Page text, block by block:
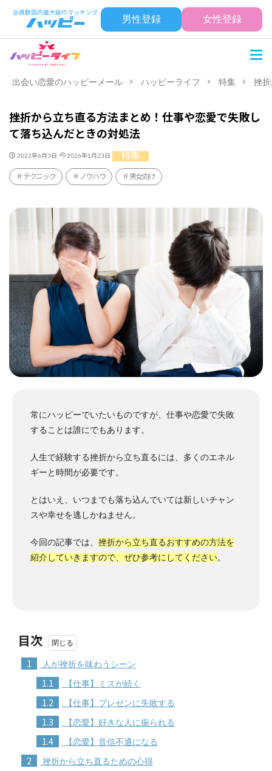
男性登録 女性登録
出会い恋愛のハッピーメール ハッピーライフ 特集 挫
挫折から立ち直る方法まとめ！仕事や恋愛で失敗し
て落ち込んだときの対処法
2022年6月3日 2026年1月23日 特集
テクニック ノウハウ 男女向け
常にハッピーでいたいものですが、仕事や恋愛で失敗
することは誰にでもあります。
人生で経験する挫折から立ち直るには、多くのエネル
ギーと時間が必要です。
とはいえ、いつまでも落ち込んでいては新しいチャン
スや幸せを逃しかねません。
今回の記事では、 挫折から立ち直るおすすめの方法を
紹介していきますので、ぜひ参考にしてください。
目次
1 人が挫折を味わうシーン
1.1 【仕事】ミスが続く
1.2 【仕事】プレゼンに失敗する
1.3 【恋愛】好きな人に振られる
1.4 【恋愛】音信不通になる
2 挫折から立ち直るための心得